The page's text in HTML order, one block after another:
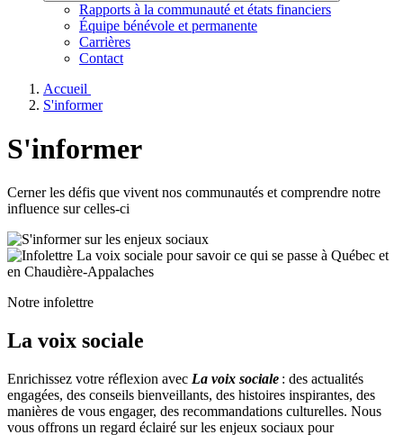
Rapports à la communauté et états financiers
Équipe bénévole et permanente
Carrières
Contact
Accueil
S'informer
S'informer
Cerner les défis que vivent nos communautés et comprendre notre
influence sur celles-ci
Notre infolettre
La voix sociale
Enrichissez votre réflexion avec La voix sociale : des actualités
engagées, des conseils bienveillants, des histoires inspirantes, des
manières de vous engager, des recommandations culturelles. Nous
vous offrons un regard éclairé sur les enjeux sociaux pour